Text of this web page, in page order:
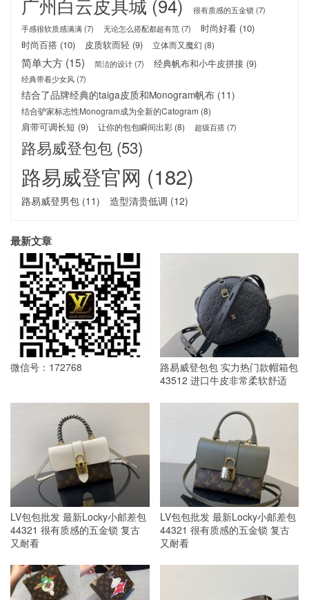
广州白云皮具城 (94) 很有质感的五金锁 (7)
手感很软质感满满(7) 无论怎么搭配都超有范(7) 时尚好看 (10)
时尚百搭 (10) 皮质软而轻 (9) 立体而又魔幻 (8)
简单大方 (15) 简洁的设计(7) 经典帆布和小牛皮拼接 (9)
经典带着少女风(7)
结合了品牌经典的taiga皮质和Monogram帆布 (11)
结合驴家标志性Monogram成为全新的Catogram (8)
肩带可调长短 (9) 让你的包包瞬间出彩 (8) 超级百搭(7)
路易威登包包 (53)
路易威登官网 (182)
路易威登男包 (11) 造型清贵低调 (12)
最新文章
微信号：172768
路易威登包包 实力热门款帽箱包
43512 进口牛皮非常柔软舒适
LV包包批发 最新Locky小邮差包
44321 很有质感的五金锁 复古
又耐看
LV包包批发 最新Locky小邮差包
44321 很有质感的五金锁 复古
又耐看